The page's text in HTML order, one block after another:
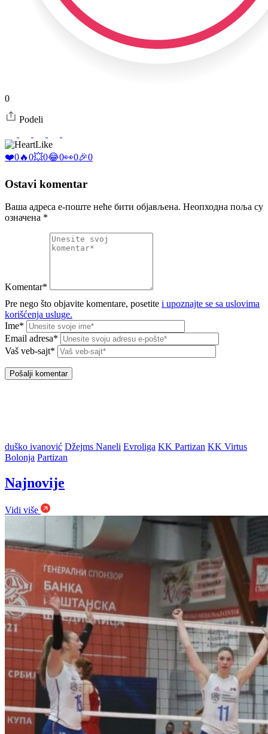
0
Podeli
Like
❤️0🔥0💥0😂0👀0🎉0
Ostavi komentar
Ваша адреса е-поште неће бити објављена. Неопходна поља су
означена *
Komentar*
Pre nego što objavite komentare, posetite i upoznajte se sa uslovima
korišćenja usluge.
Ime*
Email adresa*
Vaš veb-sajt*
duško ivanović Džejms Naneli Evroliga KK Partizan KK Virtus
Bolonja Partizan
Najnovije
Vidi više